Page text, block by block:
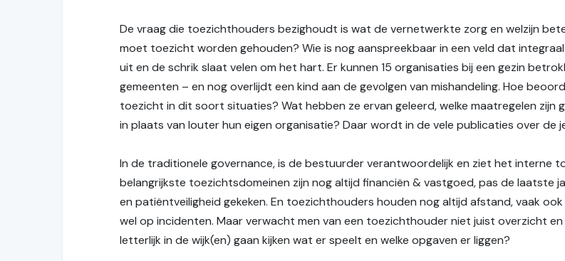
De vraag die toezichthouders bezighoudt is wat de vernetwerkte zorg en welzijn
moet toezicht worden gehouden? Wie is nog aanspreekbaar in een veld dat
uit en de schrik slaat velen om het hart. Er kunnen 15 organisaties bij een gezin
gemeenten – en nog overlijdt een kind aan de gevolgen van mishandeling. Hoe
toezicht in dit soort situaties? Wat hebben ze ervan geleerd, welke maatregelen zijn
in plaats van louter hun eigen organisatie? Daar wordt in de vele publicaties over de
In de traditionele governance, is de bestuurder verantwoordelijk en ziet het interne
belangrijkste toezichtsdomeinen zijn nog altijd financiën & vastgoed, pas de laatste
en patiëntveiligheid gekeken. En toezichthouders houden nog altijd afstand, vaak
wel op incidenten. Maar verwacht men van een toezichthouder niet juist overzicht
letterlijk in de wijk(en) gaan kijken wat er speelt en welke opgaven er liggen?